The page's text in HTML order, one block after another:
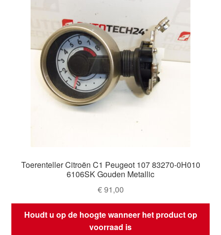
Toerenteller Citroën C1 Peugeot 107 83270-0H010
6106SK Gouden Metallic
€91,00
Houdt u op de hoogte wanneer het product op
voorraad is